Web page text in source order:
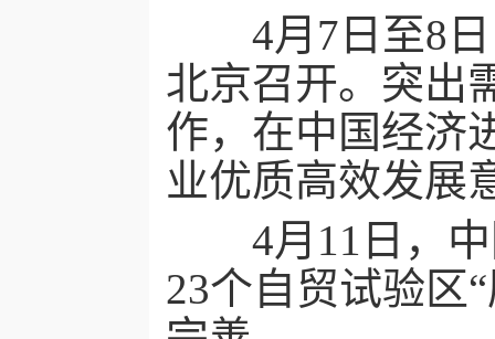
4月7日至8日
北京召开。突出
作，在中国经济
业优质高效发展
4月11日，中
23个自贸试验区